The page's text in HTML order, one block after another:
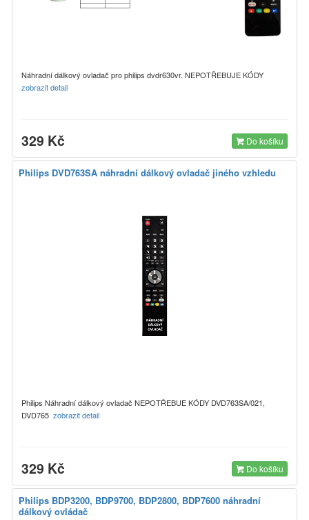
Náhradní dálkový ovladač pro philips dvdr630vr. NEPOTŘEBUJE KÓDY
zobrazit detail
329 Kč Do košíku
Philips DVD763SA náhradní dálkový ovladač jiného vzhledu
Philips Náhradní dálkový ovladač NEPOTŘEBUE KÓDY DVD763SA/021,
DVD765 zobrazit detail
329 Kč Do košíku
Philips BDP3200, BDP9700, BDP2800, BDP7600 náhradní
dálkový ovládač